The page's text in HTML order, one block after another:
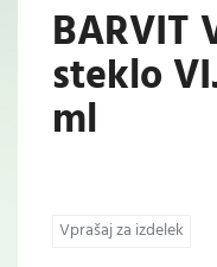
BARVIT
steklo
ml
Vprašaj za izdelek